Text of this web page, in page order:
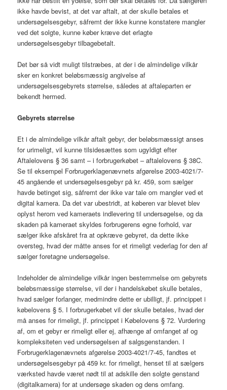
ikke havde bevist, at det var aftalt, at der skulle betales et
undersøgelsesgebyr, såfremt der ikke kunne konstatere mangler
ved det solgte, kunne køber kræve det erlagte
undersøgelsesgebyr tilbagebetalt.
Det bør så vidt muligt tilstræbes, at der i de almindelige vilkår
sker en konkret beløbsmæssig angivelse af
undersøgelsesgebyrets størrelse, således at aftaleparten er
bekendt hermed.
Gebyrets størrelse
Et i de almindelige vilkår aftalt gebyr, der beløbsmæssigt anses
for urimeligt, vil kunne tilsidesættes som ugyldigt efter
Aftalelovens § 36 samt – i forbrugerkøbet – aftalelovens § 38C.
Se til eksempel Forbrugerklagenævnets afgørelse 2003-4021/7-
45 angående et undersøgelsesgebyr på kr. 459, som sælger
havde betinget sig, såfremt der ikke var tale om mangler ved et
digital kamera. Da det var ubestridt, at køberen var blevet blev
oplyst herom ved kameraets indlevering til undersøgelse, og da
skaden på kameraet skyldes forbrugerens egne forhold, var
sælger ikke afskåret fra at opkræve gebyret, da dette ikke
oversteg, hvad der måtte anses for et rimeligt vederlag for den af
sælger foretagne undersøgelse.
Indeholder de almindelige vilkår ingen bestemmelse om gebyrets
beløbsmæssige størrelse, vil der i handelskøbet skulle betales,
hvad sælger forlanger, medmindre dette er ubilligt, jf. princippet i
købelovens § 5. I forbrugerkøbet vil der skulle betales, hvad der
må anses for rimeligt, jf. princippet i Købelovens § 72. Vurdering
af, om et gebyr er rimeligt eller ej, afhænge af omfanget af og
kompleksiteten ved undersøgelsen af salgsgenstanden. I
Forbrugerklagenævnets afgørelse 2003-4021/7-45, fandtes et
undersøgelsesgebyr på 459 kr. for rimeligt, henset til at sælgers
værksted havde været nødt til at adskille den solgte genstand
(digitalkamera) for at undersøge skaden og dens omfang.